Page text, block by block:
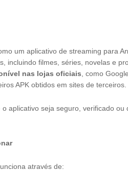
um aplicativo de streaming para
incluindo filmes, séries, novelas e
nas lojas oficiais, como
APK obtidos em sites de terceiros.
aplicativo seja seguro, verificado ou
através de: